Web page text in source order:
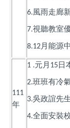
6.風雨走廊
7.視聽教室
8.12月能源
111
年
1 .元月 15日
2.班班有冷
3.吳政誼先
4.全面安裝